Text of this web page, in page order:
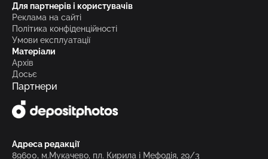
Для партнерів і користувачів
Реклама на сайті
Політика конфіденційності
Умови експлуатації
Матеріали
Архів
Досьє
Партнери
Адреса редакції
89600, м.Мукачево, пл. Кирила і Мефодія, 29/3